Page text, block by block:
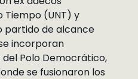
Tiempo (UNT) y
de alcance
incorporan
Polo Democrático,
se fusionaron los